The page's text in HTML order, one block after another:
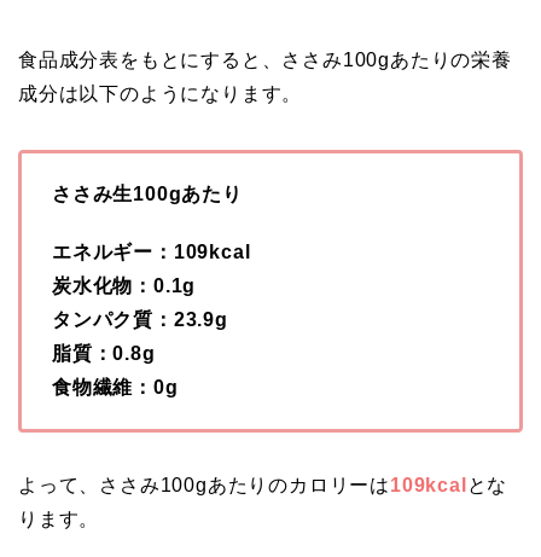
食品成分表をもとにすると、ささみ100gあたりの栄養
成分は以下のようになります。
ささみ生100gあたり
エネルギー：109kcal
炭水化物：0.1g
タンパク質：23.9g
脂質：0.8g
食物繊維：0g
よって、ささみ100gあたりのカロリーは109kcal とな
ります。